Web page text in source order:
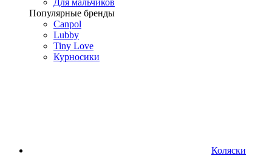
Для мальчиков
Популярные бренды
Canpol
Lubby
Tiny Love
Курносики
Коляски